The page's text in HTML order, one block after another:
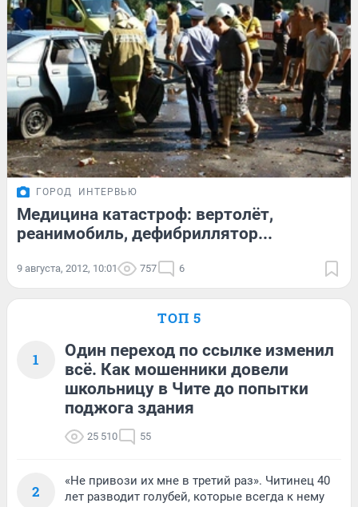
ГОРОД ИНТЕРВЬЮ
Медицина катастроф: вертолёт,
реанимобиль, дефибриллятор...
9 августа, 2012, 10:01 757 6
ТОП 5
1
Один переход по ссылке изменил
всё. Как мошенники довели
школьницу в Чите до попытки
поджога здания
25 510 55
2
«Не привози их мне в третий раз». Читинец 40
лет разводит голубей, которые всегда к нему